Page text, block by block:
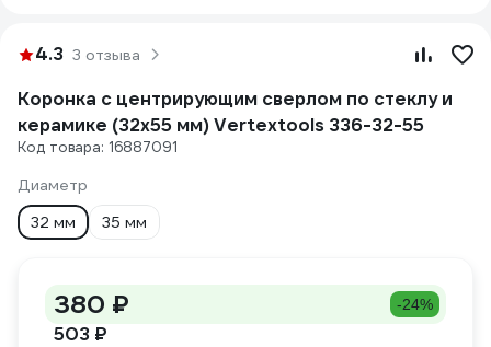
4.3 3 отзыва
Коронка с центрирующим сверлом по стеклу и
керамике (32х55 мм) Vertextools 336-32-55
Код товара: 16887091
Диаметр
32 мм
35 мм
380 ₽ -24%
503 ₽